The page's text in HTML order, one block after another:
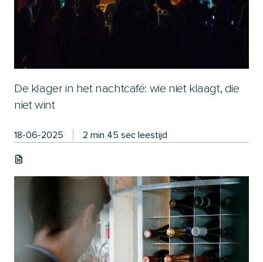
De klager in het nachtcafé: wie niet klaagt, die
niet wint
18-06-2025 2 min 45 sec leestijd